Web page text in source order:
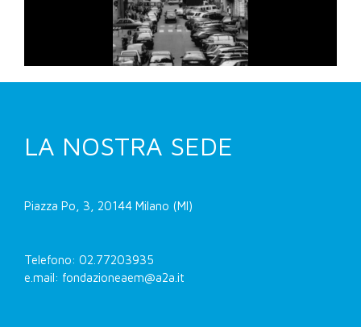
LA NOSTRA SEDE
Piazza Po, 3, 20144 Milano (MI)
Telefono: 02.77203935
e.mail: fondazioneaem@a2a.it